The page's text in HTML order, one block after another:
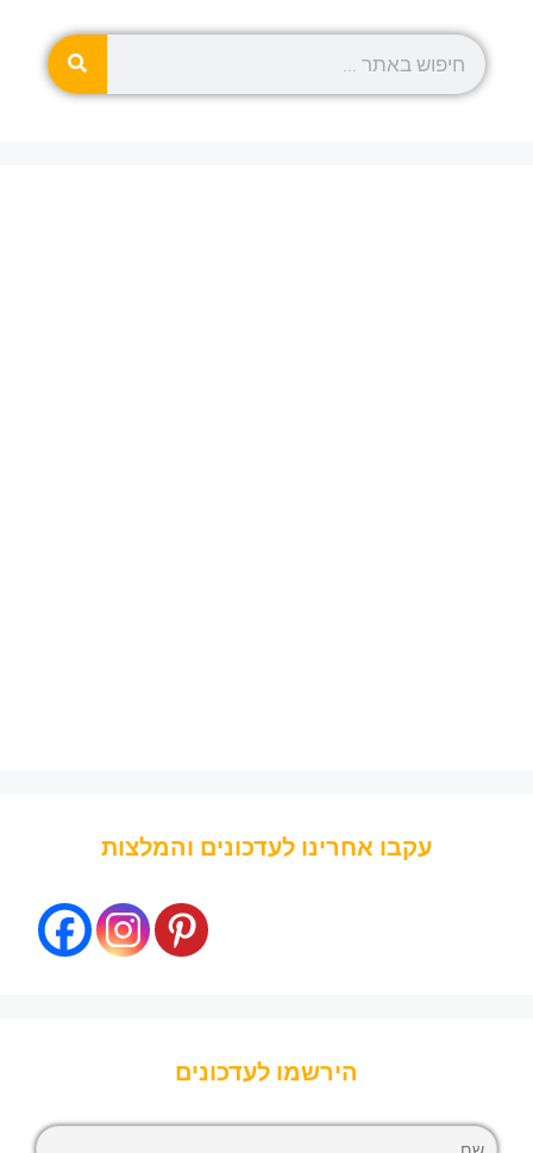
עקבו אחרינו לעדכונים והמלצות
הירשמו לעדכונים